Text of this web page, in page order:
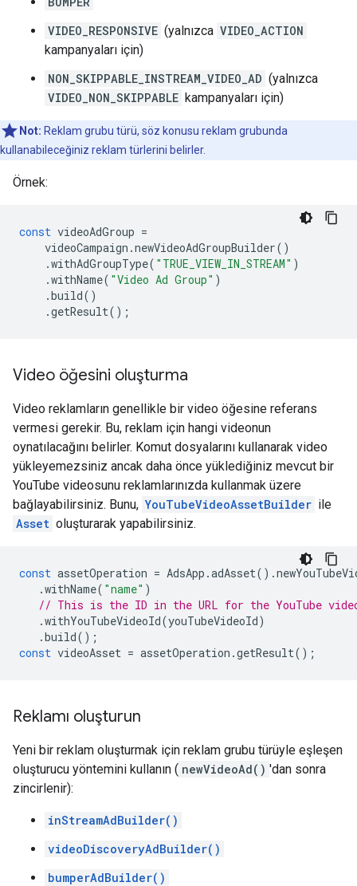
VIDEO_RESPONSIVE (yalnızca VIDEO_ACTION
kampanyaları için)
NON_SKIPPABLE_INSTREAM_VIDEO_AD (yalnızca
VIDEO_NON_SKIPPABLE kampanyaları için)
Not: Reklam grubu türü, söz konusu reklam grubunda
kullanabileceğiniz reklam türlerini belirler.
Örnek:
const videoAdGroup =
videoCampaign .newVideoAdGroupBuilder()
.withAdGroupType( "TRUE_VIEW_IN_STREAM" )
.withName( "Video Ad Group" )
.build()
.getResult();
Video öğesini oluşturma
Video reklamların genellikle bir video öğesine referans
vermesi gerekir. Bu, reklam için hangi videonun
oynatılacağını belirler. Komut dosyalarını kullanarak video
yükleyemezsiniz ancak daha önce yüklediğiniz mevcut bir
YouTube videosunu reklamlarınızda kullanmak üzere
bağlayabilirsiniz. Bunu, YouTubeVideoAssetBuilder ile
Asset oluşturarak yapabilirsiniz.
const assetOperation = AdsApp .adAsset().
.withName( "name" )
// This is the ID in the URL for the YouTube
.withYouTubeVideoId(youTubeVideoId)
.build();
const videoAsset = assetOperation .getResult();
Reklamı oluşturun
Yeni bir reklam oluşturmak için reklam grubu türüyle eşleşen
oluşturucu yöntemini kullanın ( newVideoAd() 'dan sonra
zincirlenir):
inStreamAdBuilder()
videoDiscoveryAdBuilder()
bumperAdBuilder()